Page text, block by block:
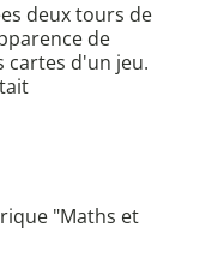
deux tours de
de
cartes d'un jeu.
"Maths et